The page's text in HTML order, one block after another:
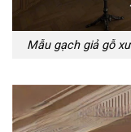
Mẫu gạch giả gỗ